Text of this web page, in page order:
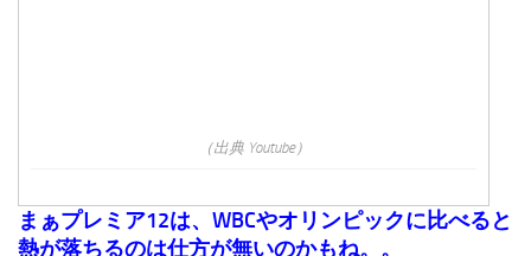
（出典 Youtube）
まぁプレミア12は、WBCやオリンピックに比べると
熱が落ちるのは仕方が無いのかもね。。